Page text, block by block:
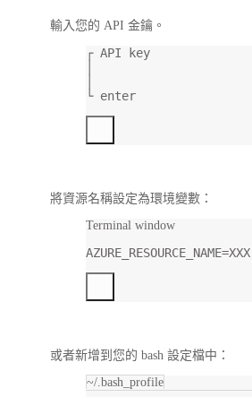
輸入您的 API 金鑰。
┌ API key
└ enter
將資源名稱設定為環境變數：
Terminal window
AZURE_RESOURCE_NAME=XXX
或者新增到您的 bash 設定檔中：
~/.bash_profile